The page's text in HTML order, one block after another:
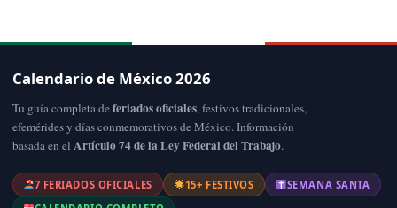
Calendario de México 2026
Tu guía completa de feriados oficiales, festivos tradicionales,
efemérides y días conmemorativos de México. Información
basada en el Artículo 74 de la Ley Federal del Trabajo.
7 FERIADOS OFICIALES 15+ FESTIVOS
SEMANA SANTA